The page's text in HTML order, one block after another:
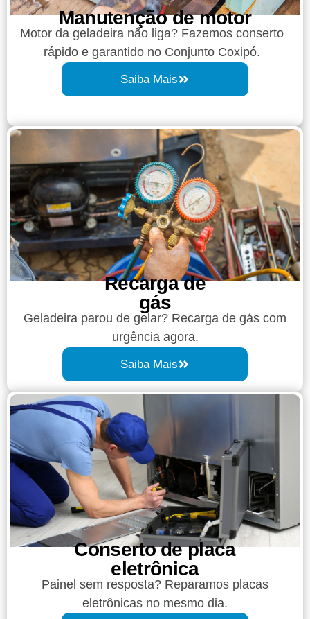
Manutenção de motor
Motor da geladeira não liga? Fazemos conserto
rápido e garantido no Conjunto Coxipó.
Saiba Mais
Recarga de
gás
Geladeira parou de gelar? Recarga de gás com
urgência agora.
Saiba Mais
Conserto de placa
eletrônica
Painel sem resposta? Reparamos placas
eletrônicas no mesmo dia.